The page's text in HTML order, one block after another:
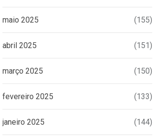
maio 2025 (155)
abril 2025 (151)
março 2025 (150)
fevereiro 2025 (133)
janeiro 2025 (144)